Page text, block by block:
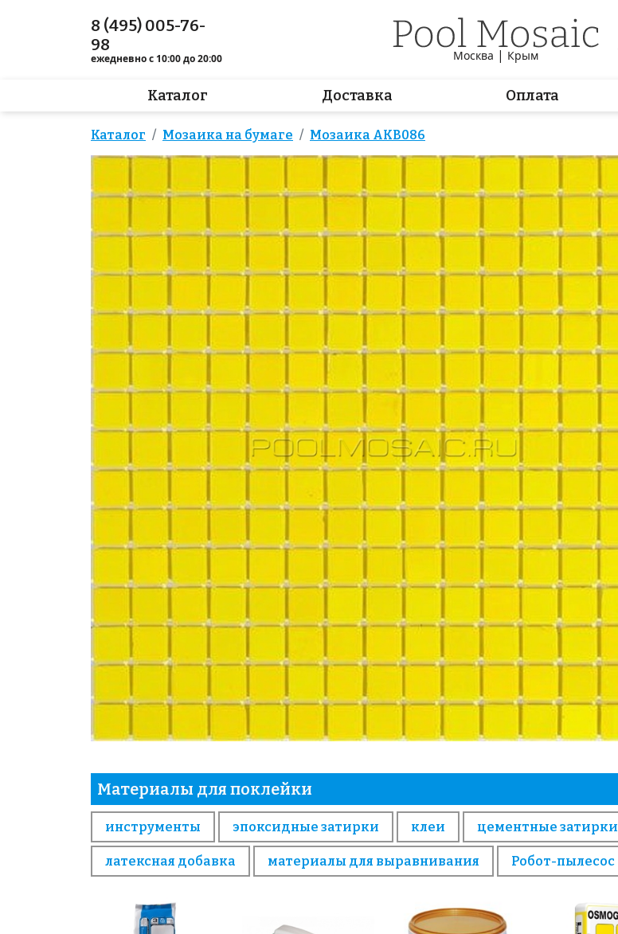
8 (495) 005-76-
98
ежедневно с 10:00 до 20:00 Москва | Крым
Каталог Доставка Оплата
Каталог Мозаика на бумаге Мозаика AKB086
Материалы для поклейки
инструменты эпоксидные затирки клеи цементные затирки
латексная добавка материалы для выравнивания Робот-пылесос